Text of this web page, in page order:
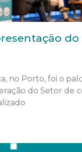
no Porto, foi o
do Setor de